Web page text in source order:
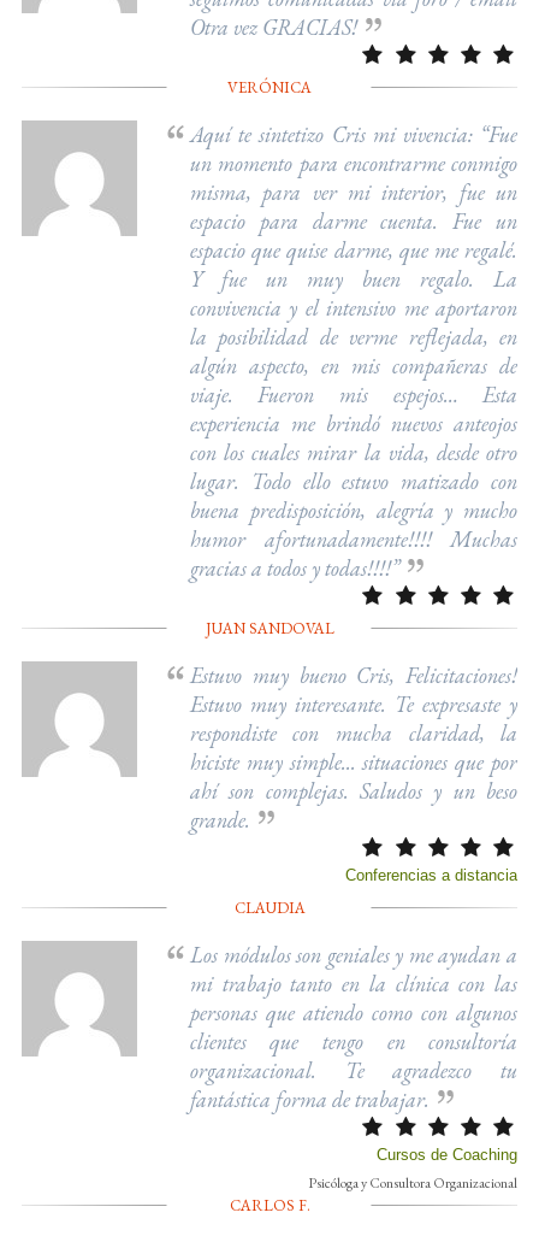
Otra vez GRACIAS!
VERÓNICA
Aquí te sintetizo Cris mi vivencia: “Fue
un momento para encontrarme conmigo
misma, para ver mi interior, fue un
espacio para darme cuenta. Fue un
espacio que quise darme, que me regalé.
Y fue un muy buen regalo. La
convivencia y el intensivo me aportaron
la posibilidad de verme reflejada, en
algún aspecto, en mis compañeras de
viaje. Fueron mis espejos… Esta
experiencia me brindó nuevos anteojos
con los cuales mirar la vida, desde otro
lugar. Todo ello estuvo matizado con
buena predisposición, alegría y mucho
humor afortunadamente!!!! Muchas
gracias a todos y todas!!!!”
JUAN SANDOVAL
Estuvo muy bueno Cris, Felicitaciones!
Estuvo muy interesante. Te expresaste y
respondiste con mucha claridad, la
hiciste muy simple... situaciones que por
ahí son complejas. Saludos y un beso
grande.
Conferencias a distancia
CLAUDIA
Los módulos son geniales y me ayudan a
mi trabajo tanto en la clínica con las
personas que atiendo como con algunos
clientes que tengo en consultoría
organizacional. Te agradezco tu
fantástica forma de trabajar.
Cursos de Coaching
Psicóloga y Consultora Organizacional
CARLOS F.